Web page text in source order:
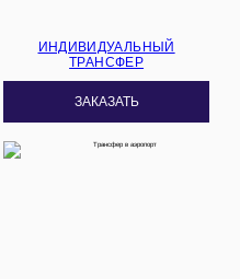
ИНДИВИДУАЛЬНЫЙ
ТРАНСФЕР
ЗАКАЗАТЬ